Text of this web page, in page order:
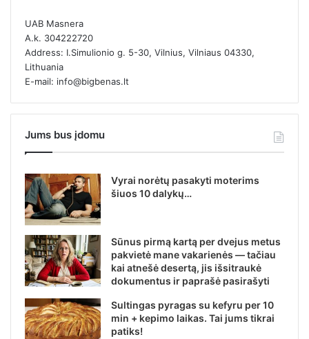
UAB Masnera
A.k. 304222720
Address: I.Simulionio g. 5-30, Vilnius, Vilniaus 04330,
Lithuania
E-mail: info@bigbenas.lt
Jums bus įdomu
Vyrai norėtų pasakyti moterims
šiuos 10 dalykų…
Sūnus pirmą kartą per dvejus metus
pakvietė mane vakarienės — tačiau
kai atnešė desertą, jis išsitraukė
dokumentus ir paprašė pasirašyti
Sultingas pyragas su kefyru per 10
min + kepimo laikas. Tai jums tikrai
patiks!